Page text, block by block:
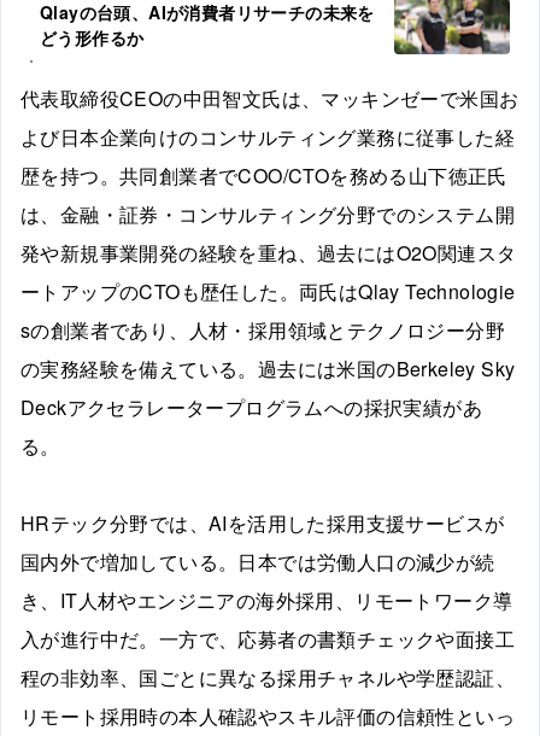
Qlayの台頭、AIが消費者リサーチの未来を
どう形作るか
代表取締役CEOの中田智文氏は、マッキンゼーで米国お
よび日本企業向けのコンサルティング業務に従事した経
歴を持つ。共同創業者でCOO/CTOを務める山下徳正氏
は、金融・証券・コンサルティング分野でのシステム開
発や新規事業開発の経験を重ね、過去にはO2O関連スタ
ートアップのCTOも歴任した。両氏はQlay Technologie
sの創業者であり、人材・採用領域とテクノロジー分野
の実務経験を備えている。過去には米国のBerkeley Sky
Deckアクセラレータープログラムへの採択実績があ
る。
HRテック分野では、AIを活用した採用支援サービスが
国内外で増加している。日本では労働人口の減少が続
き、IT人材やエンジニアの海外採用、リモートワーク導
入が進行中だ。一方で、応募者の書類チェックや面接工
程の非効率、国ごとに異なる採用チャネルや学歴認証、
リモート採用時の本人確認やスキル評価の信頼性といっ